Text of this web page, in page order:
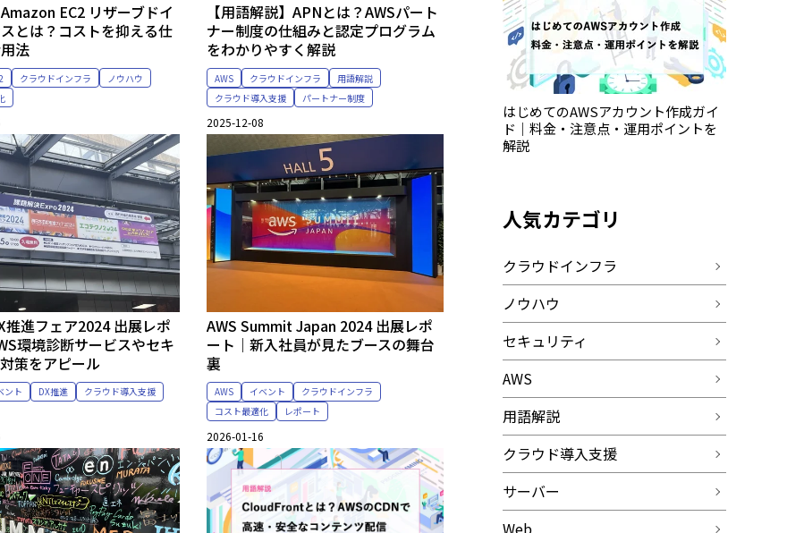
Amazon EC2 リザーブドイ
とは？コストを抑える仕
法
クラウドインフラ
ノウハウ
【用語解説】APNとは？AWSパート
ナー制度の仕組みと認定プログラム
をわかりやすく解説
AWS クラウドインフラ
用語解説
クラウド導入支援
パートナー制度
2025-12-08
推進フェア2024 出展レポ
環境診断サービスやセキ
策をアピール
ント DX推進
クラウド導入支援
AWS Summit Japan 2024 出展レポ
ート｜新入社員が見たブースの舞台
裏
AWS イベント
クラウドインフラ
コスト最適化
レポート
2026-01-16
はじめてのAWSアカウント作成ガイ
ド｜料金・注意点・運用ポイントを
解説
人気カテゴリ
クラウドインフラ
ノウハウ
セキュリティ
AWS
用語解説
クラウド導入支援
サーバー
Web